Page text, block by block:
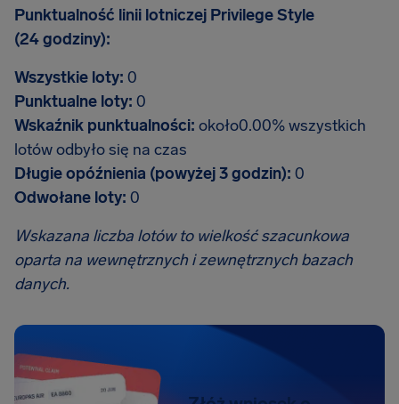
Punktualność linii lotniczej Privilege Style
(24 godziny):
Wszystkie loty: 0
Punktualne loty: 0
Wskaźnik punktualności: około0.00% wszystkich
lotów odbyło się na czas
Długie opóźnienia (powyżej 3 godzin): 0
Odwołane loty: 0
Wskazana liczba lotów to wielkość szacunkowa
oparta na wewnętrznych i zewnętrznych bazach
danych.